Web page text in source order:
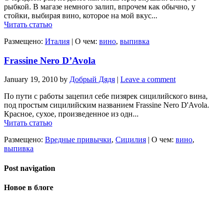
рыбкой. В магазе немного залип, впрочем как обычно, у
стойки, выбирая вино, которое на мой вкус...
Читать статью
Размещено: Италия | О чем: вино, выпивка
Frassine Nero D’Avola
January 19, 2010 by Добрый Дядя | Leave a comment
По пути с работы зацепил себе пизярек сицилийского вина,
под простым сицилийским названием Frassine Nero D'Avola.
Красное, сухое, произведенное из одн...
Читать статью
Размещено: Вредные привычки, Сицилия | О чем: вино,
выпивка
Post navigation
Новое в блоге